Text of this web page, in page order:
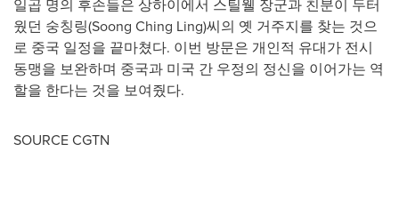
일곱 명의 후손들은 상하이에서 스틸웰 장군과 친분이 두터
웠던 숭칭링(Soong Ching Ling)씨의 옛 거주지를 찾는 것으
로 중국 일정을 끝마쳤다. 이번 방문은 개인적 유대가 전시
동맹을 보완하며 중국과 미국 간 우정의 정신을 이어가는 역
할을 한다는 것을 보여줬다.
SOURCE CGTN